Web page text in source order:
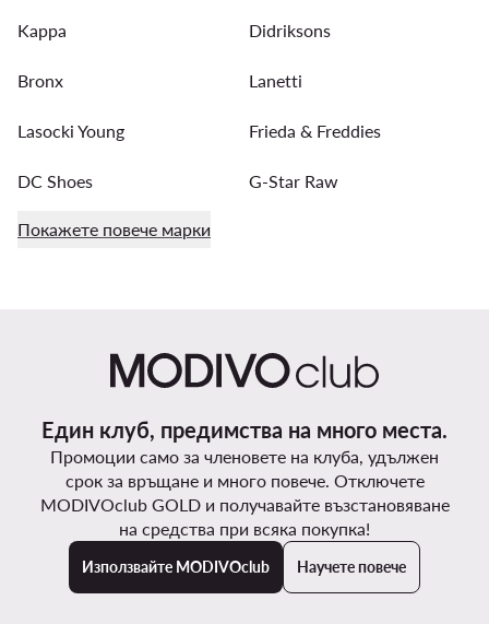
Kappa Didriksons
Bronx Lanetti
Lasocki Young Frieda & Freddies
DC Shoes G-Star Raw
Покажете повече марки
Един клуб, предимства на много места.
Промоции само за членовете на клуба, удължен
срок за връщане и много повече. Отключете
MODIVOclub GOLD и получавайте възстановяване
на средства при всяка покупка!
Използвайте MODIVOclub Научете повече